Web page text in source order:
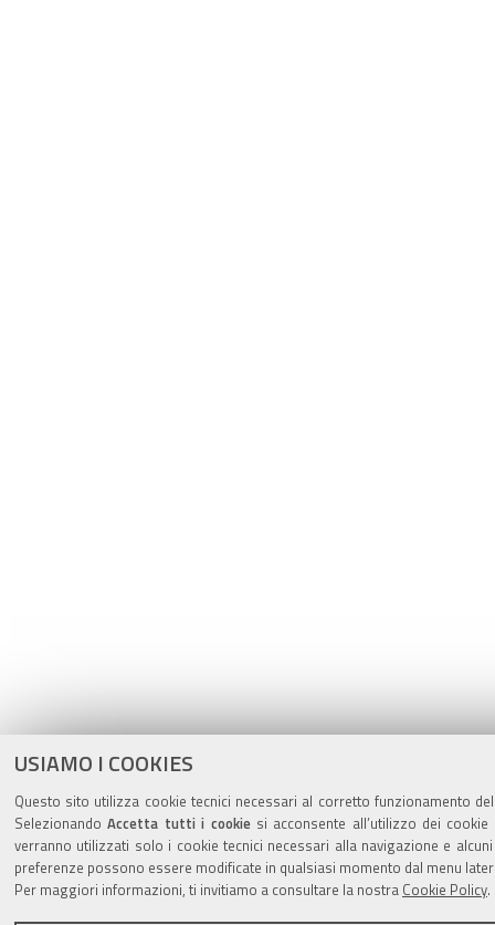
USIAMO I COOKIES
Questo sito utilizza cookie tecnici necessari al corretto funzionamento
SelezionandoAccetta tutti i cookiesi acconsente all’utilizzo dei
verranno utilizzati solo i cookie tecnici necessari alla navigazione e
preferenze possono essere modificate in qualsiasi momento dal menu
Per maggiori informazioni, ti invitiamo a consultare la nostra Cookie Policy.